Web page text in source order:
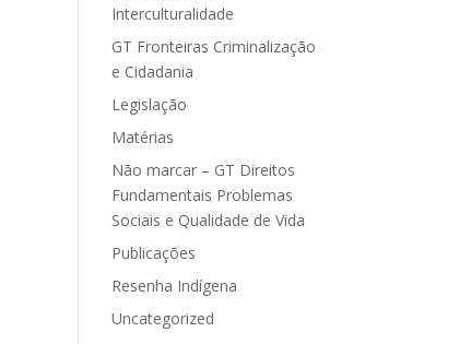
Interculturalidade
GT Fronteiras Criminalização
e Cidadania
Legislação
Matérias
Não marcar – GT Direitos
Fundamentais Problemas
Sociais e Qualidade de Vida
Publicações
Resenha Indígena
Uncategorized